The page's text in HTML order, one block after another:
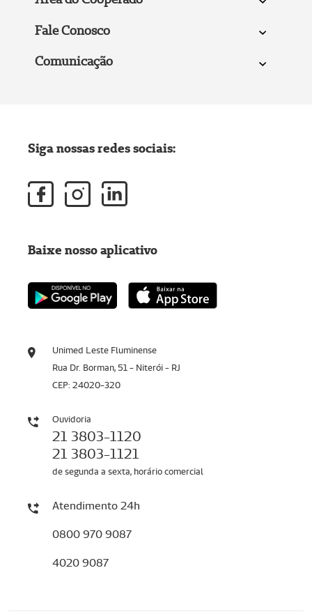
Fale Conosco
Comunicação
Unimed Leste Fluminense
Rua Dr. Borman, 51 - Niterói - RJ
CEP: 24020-320
Ouvidoria
21 3803-1120
21 3803-1121
de segunda a sexta, horário comercial
Atendimento 24h
0800 970 9087
4020 9087
Siga nossas redes sociais:
Baixe nosso aplicativo